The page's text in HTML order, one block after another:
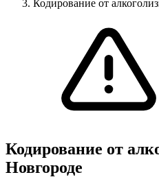
Кодирование от
Кодирование от
Новгороде